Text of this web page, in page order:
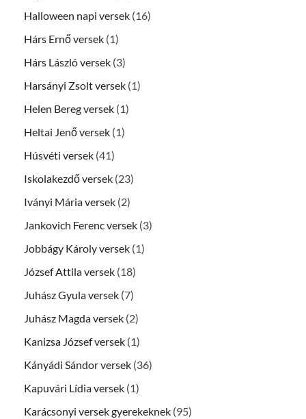
Halloween napi versek (16)
Hárs Ernő versek (1)
Hárs László versek (3)
Harsányi Zsolt versek (1)
Helen Bereg versek (1)
Heltai Jenő versek (1)
Húsvéti versek (41)
Iskolakezdő versek (23)
Iványi Mária versek (2)
Jankovich Ferenc versek (3)
Jobbágy Károly versek (1)
József Attila versek (18)
Juhász Gyula versek (7)
Juhász Magda versek (2)
Kanizsa József versek (1)
Kányádi Sándor versek (36)
Kapuvári Lídia versek (1)
Karácsonyi versek gyerekeknek (95)